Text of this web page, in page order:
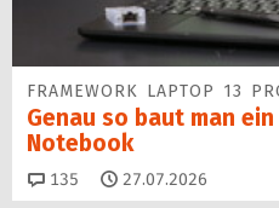
FRAMEWORK LAPTOP 13
Genau so baut man
Notebook
135 Kommentare
27.07.2026